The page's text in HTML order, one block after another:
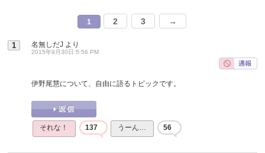
1 2 3 →
1 名無しだJ より
2015年9月30日 5:56 PM
伊野尾慧について、自由に語るトピックです。
それな！ 137 うーん… 56